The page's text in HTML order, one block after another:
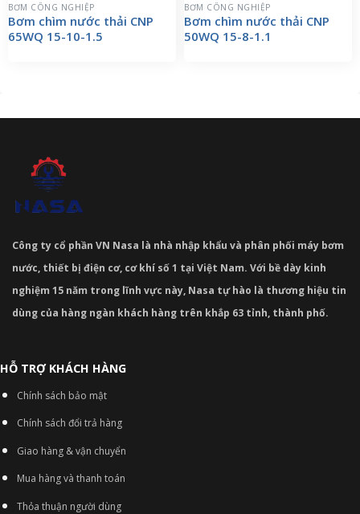
BƠM CÔNG NGHIỆP
Bơm chìm nước thải CNP
65WQ 15-10-1.5
BƠM CÔNG NGHIỆP
Bơm chìm nước thải CNP
50WQ 15-8-1.1
Công ty cổ phần VN Nasa là nhà nhập khẩu và phân phối máy bơm
nước, thiết bị điện cơ, cơ khí số 1 tại Việt Nam. Với bề dày kinh
nghiệm 15 năm trong lĩnh vực này, Nasa tự hào là thương hiệu tin
dùng của hàng ngàn khách hàng trên khắp 63 tỉnh, thành phố.
HỖ TRỢ KHÁCH HÀNG
Chính sách bảo mật
Chính sách đổi trả hàng
Giao hàng & vận chuyển
Mua hàng và thanh toán
Thỏa thuận người dùng